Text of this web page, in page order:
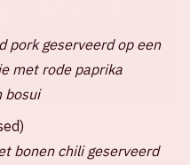
pork geserveerd op een
met rode paprika
bosui
bonen chili geserveerd